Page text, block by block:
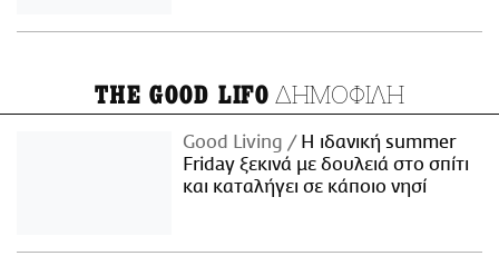
THE GOOD LIFO ΔΗΜΟΦΙΛΗ
Good Living
Η ιδανική summer
Friday ξεκινά με δουλειά στο σπίτι
και καταλήγει σε κάποιο νησί